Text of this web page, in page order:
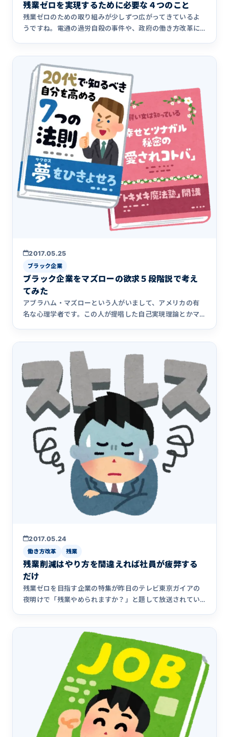
残業ゼロを実現するために必要な４つのこと
残業ゼロのための取り組みが少しずつ広がってきているよ
うですね。電通の過労自殺の事件や、政府の働き方改革に
2017.05.25
ブラック企業
ブラック企業をマズローの欲求５段階説で考え
てみた
アブラハム・マズローという人がいまして、アメリカの有
名な心理学者です。この人が提唱した自己実現理論とかマ
2017.05.24
働き方改革 残業
残業削減はやり方を間違えれば社員が疲弊する
だけ
残業ゼロを目指す企業の特集が昨日のテレビ東京ガイアの
夜明けで「残業やめられますか？」と題して放送されてい